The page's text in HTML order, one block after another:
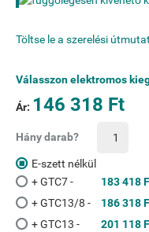
Töltse le a szerelési
Válasszon elektromos
Ár: 146 318 Ft
Hány darab?
E-szett nélkül
+ GTC7 -
183 418
+ GTC13/8 -
186 318
+ GTC13 -
201 118